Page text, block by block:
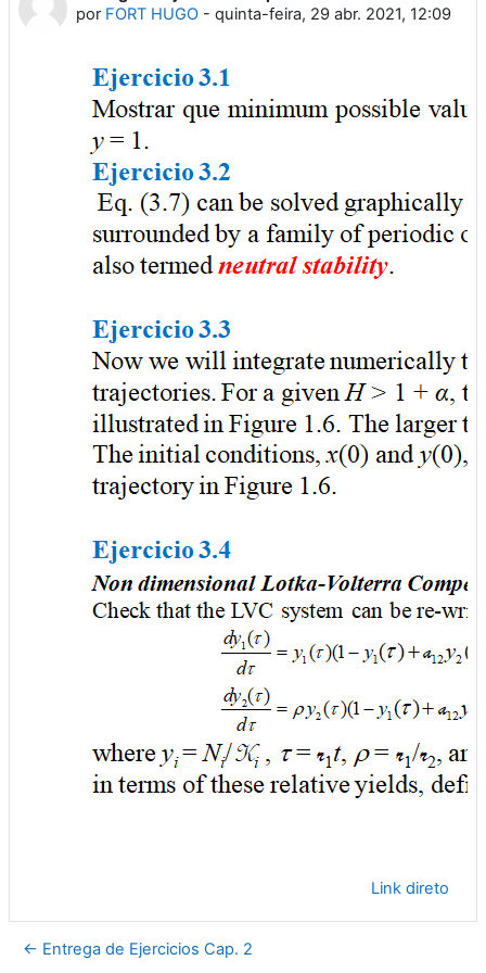
por FORT HUGO - quinta-feira, 29 abr. 2021, 12:09
Link direto
← Entrega de Ejercicios Cap. 2